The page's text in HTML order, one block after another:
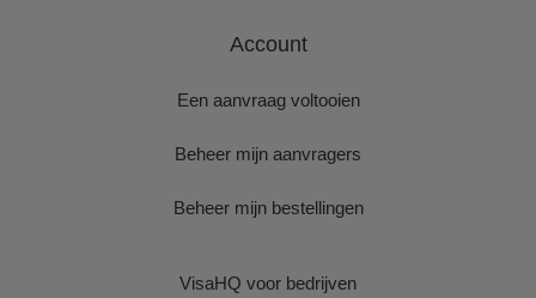
Account
Een aanvraag voltooien
Beheer mijn aanvragers
Beheer mijn bestellingen
VisaHQ voor bedrijven